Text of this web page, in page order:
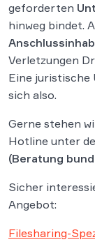
geforderten
hinweg bindet.
Verletzungen
Eine juristische
sich also.
Gerne stehen
Hotline unter
(Beratung
Sicher
Angebot:
Filesharing-